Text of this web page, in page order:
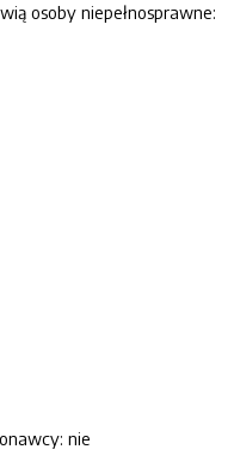
osoby niepełnosprawne:
nie